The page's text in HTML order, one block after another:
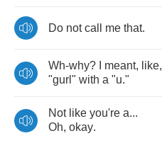
Do not call me that.
Wh-why? meant, like,
"gurl " with a "u."
Not like you're a...
Oh, okay.